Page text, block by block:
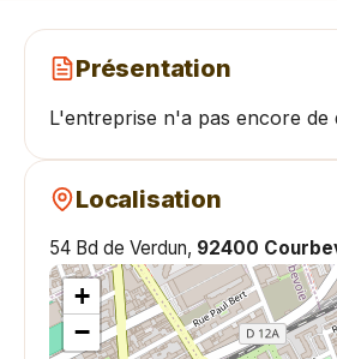
Présentation
L'entreprise n'a pas encore de
Localisation
54 Bd de Verdun, 92400
+
−